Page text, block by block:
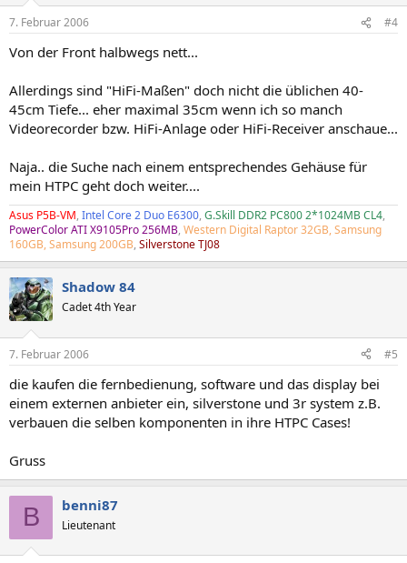
7. Februar 2006 #4
Von der Front halbwegs nett...
Allerdings sind "HiFi-Maßen" doch nicht die üblichen 40-
45cm Tiefe... eher maximal 35cm wenn ich so manch
Videorecorder bzw. HiFi-Anlage oder HiFi-Receiver anschaue...
Naja.. die Suche nach einem entsprechendes Gehäuse für
mein HTPC geht doch weiter....
Asus P5B-VM, Intel Core 2 Duo E6300, G.Skill DDR2 PC800 2*1024MB CL4,
PowerColor ATI X9105Pro 256MB, Western Digital Raptor 32GB, Samsung
160GB, Samsung 200GB, Silverstone TJ08
Shadow 84
Cadet 4th Year
7. Februar 2006 #5
die kaufen die fernbedienung, software und das display bei
einem externen anbieter ein, silverstone und 3r system z.B.
verbauen die selben komponenten in ihre HTPC Cases!
Gruss
B benni87
Lieutenant